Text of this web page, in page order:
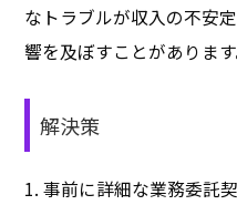
なトラブルが収入の不安
響を及ぼすことがあります
解決策
1. 事前に詳細な業務委託